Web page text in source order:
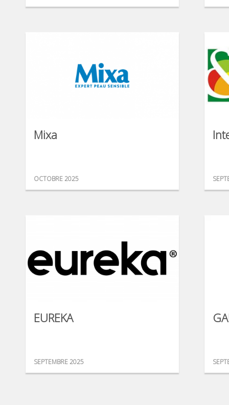
Mixa
OCTOBRE 2025
EUREKA
SEPTEMBRE 2025